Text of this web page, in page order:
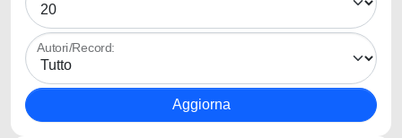
Autori/Record: